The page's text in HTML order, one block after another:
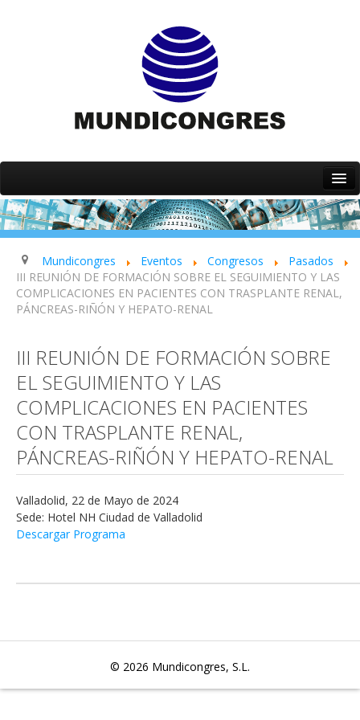
Inicio
Quiénes somos
Servicios
Eventos
Contacto
Mundicongres Eventos Congresos
Pasados
III REUNIÓN DE FORMACIÓN SOBRE EL SEGUIMIENTO Y LAS
COMPLICACIONES EN PACIENTES CON TRASPLANTE RENAL,
PÁNCREAS-RIÑÓN Y HEPATO-RENAL
III REUNIÓN DE FORMACIÓN SOBRE
EL SEGUIMIENTO Y LAS
COMPLICACIONES EN PACIENTES
CON TRASPLANTE RENAL,
PÁNCREAS-RIÑÓN Y HEPATO-RENAL
Valladolid, 22 de Mayo de 2024
Sede: Hotel NH Ciudad de Valladolid
Descargar Programa
© 2026 Mundicongres, S.L.